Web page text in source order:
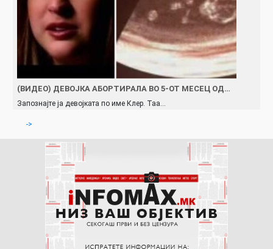
(ВИДЕО) ДЕВОЈКА АБОРТИРАЛА ВО 5-ОТ МЕСЕЦ ОД…
Запознајте ја девојката по име Клер. Таа…
->